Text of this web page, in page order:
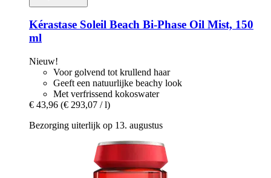
Kérastase Soleil Beach Bi-​Phase Oil Mist, 150
ml
Nieuw!
Voor golvend tot krullend haar
Geeft een natuurlijke beachy look
Met verfrissend kokoswater
€ 43,96 (€ 293,07 / l)
Bezorging uiterlijk op 13. augustus